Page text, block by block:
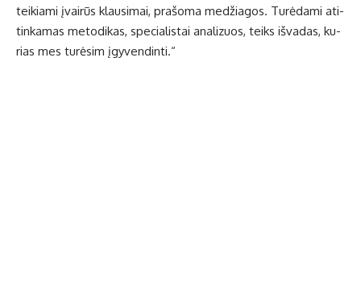
tei­kia­mi įvai­rūs klau­si­mai, pra­šo­ma me­džia­gos. Tu­rė­da­mi ati­
tin­ka­mas me­to­di­kas, spe­cia­lis­tai ana­li­zuos, teiks iš­va­das, ku­
rias mes tu­rė­sim įgy­ven­din­ti.“